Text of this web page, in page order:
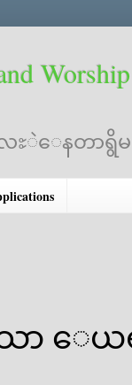
ေနတာရွိမည္။
ေယ